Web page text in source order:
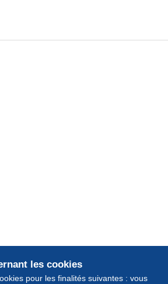
les cookies
pour les finalités suivantes : vous